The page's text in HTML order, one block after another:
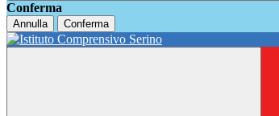
Conferma
Annulla Conferma